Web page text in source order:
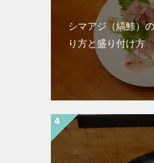
シマアジ（縞鯵）
り方と盛り付け方